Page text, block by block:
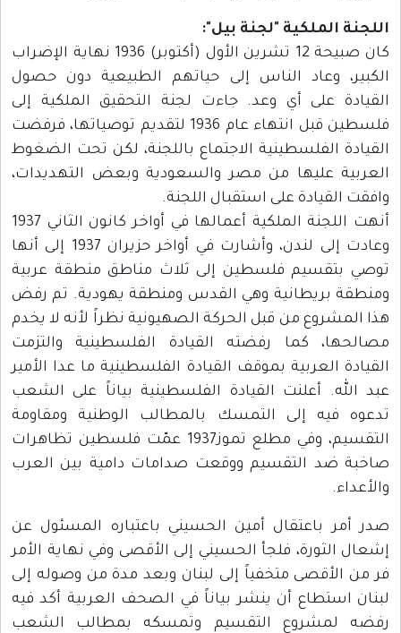
اللجنة الملكية "لجنة بيل":
كان صبيحة 12 تشرين الأول (أكتوبر) 1936 نهاية الإضراب
الكبير، وعاد الناس إلى حياتهم الطبيعية دون حصول
القيادة على أي وعد. جاءت لجنة التحقيق الملكية إلى
فلسطين قبل انتهاء عام 1936 لتقديم توصياتها، فرفضت
القيادة الفلسطينية الاجتماع باللجنة، لكن تحت الضغوط
العربية عليها من مصر والسعودية وبعض التهديدات،
وافقت القيادة على استقبال اللجنة.
أنهت اللجنة الملكية أعمالها في أواخر كانون الثاني 1937
وعادت إلى لندن، وأشارت في أواخر حزيران 1937 إلى أنها
توصي بتقسيم فلسطين إلى ثلاث مناطق منطقة عربية
ومنطقة بريطانية وهي القدس ومنطقة يهودية. تم رفض
هذا المشروع من قبل الحركة الصهيونية نظراً لأنه لا يخدم
مصالحها، كما رفضته القيادة الفلسطينية والتزمت
القيادة العربية بموقف القيادة الفلسطينية ما عدا الأمير
عبد الله. أعلنت القيادة الفلسطينية بياناً على الشعب
تدعوه فيه إلى التمسك بالمطالب الوطنية ومقاومة
التقسيم، وفي مطلع تموز1937 عمّت فلسطين تظاهرات
صاخبة ضد التقسيم ووقعت صدامات دامية بين العرب
والأعداء.
صدر أمر باعتقال أمين الحسيني باعتباره المسئول عن
إشعال الثورة، فلجأ الحسيني إلى الأقصى وفي نهاية الأمر
فر من الأقصى متخفياً إلى لبنان وبعد مدة من وصوله إلى
لبنان استطاع أن ينشر بياناً في الصحف العربية أكد فيه
رفضه لمشروع التقسيم وتمسكه بمطالب الشعب